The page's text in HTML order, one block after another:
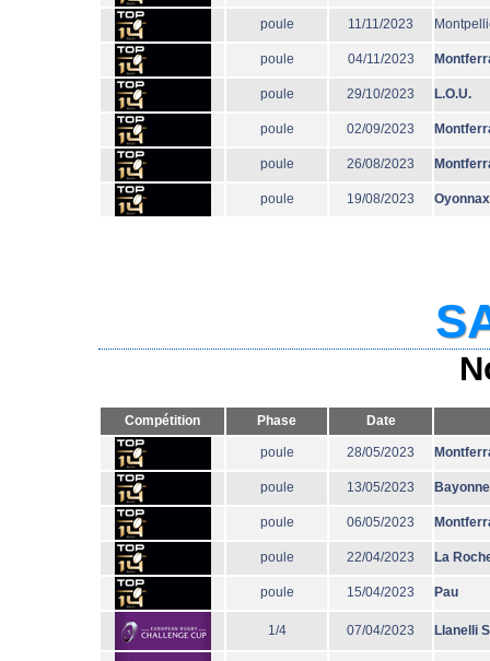
poule 11/11/2023
poule 04/11/2023
poule 29/10/2023 L.O.U.
poule 02/09/2023
poule 26/08/2023
poule 19/08/2023 Oyonnax
Compétition Phase Date
poule 28/05/2023
poule 13/05/2023 Bayonne
poule 06/05/2023
poule 22/04/2023 La
poule 15/04/2023 Pau
1/4 07/04/2023 Llanelli